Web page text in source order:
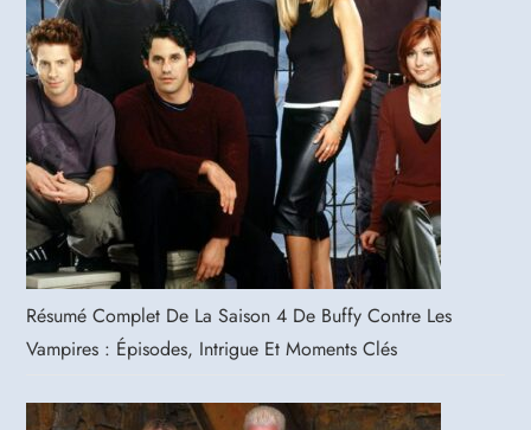
Résumé Complet De La Saison 4 De Buffy Contre Les
Vampires : Épisodes, Intrigue Et Moments Clés